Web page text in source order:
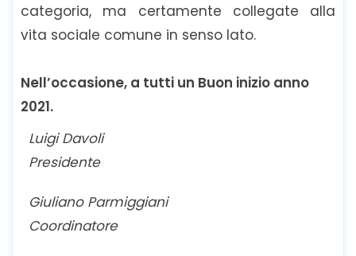
categoria, ma certamente collegate alla
vita sociale comune in senso lato.
Nell’occasione, a tutti un Buon inizio anno
2021.
Luigi Davoli
Presidente
Giuliano Parmiggiani
Coordinatore